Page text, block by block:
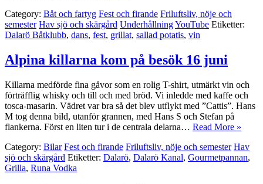
Category: Båt och fartyg Fest och firande Friluftsliv, nöje och
semester Hav sjö och skärgård UnderhållningYouTube Etiketter:
Dalarö Båtklubb, dans, fest, grillat, sallad potatis, vin
Alpina killarna kom på besök 16 juni
Killarna medförde fina gåvor som en rolig T-shirt, utmärkt vin och
förträfflig whisky och till och med bröd. Vi inledde med kaffe och
tosca-masarin. Vädret var bra så det blev utflykt med ”Cattis”. Hans
M tog denna bild, utanför grannen, med Hans S och Stefan på
flankerna. Först en liten tur i de centrala delarna… Read More »
Category: Bilar Fest och firande Friluftsliv, nöje och semester Hav
sjö och skärgård Etiketter: Dalarö, Dalarö Kanal, Gourmetpannan,
Grilla, Runa Vodka